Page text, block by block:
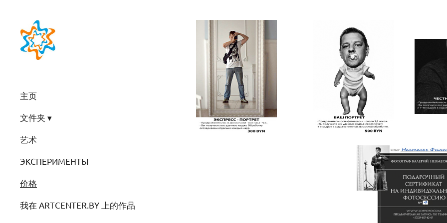
主页
文件夹
艺术
ЭКСПЕРИМЕНТЫ
价格
我在 ARTCENTER.BY 上的作品